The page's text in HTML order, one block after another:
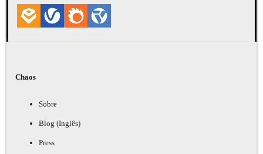
Chaos
Sobre
Blog (Inglês)
Press